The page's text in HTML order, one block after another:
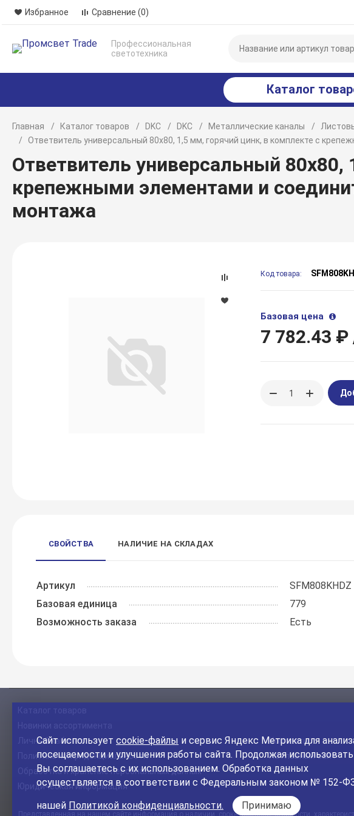
Избранное Сравнение (0)
Профессиональная
светотехника
Каталог
Главная Каталог товаров DKC DKC Металлические каналы
Ответвитель универсальный 80х80, 1,5 мм, горячий цинк, в комплекте с
Ответвитель универсальный
крепежными элементами и
монтажа
Код товара:
Базовая цена
7 782.43 ₽
СВОЙСТВА НАЛИЧИЕ НА СКЛАДАХ
Артикул
SFM808KHDZ
Базовая единица
779
Возможность заказа
Есть
Каталог товаров
Новинки ассортимента
Личный кабинет
Политика конфиденциальности
Обработка и хранение персональных данных
Юридическая информация
Контакты
На главный сайт
Сайт использует cookie-файлы и сервис Яндекс Метрика для
посещаемости и улучшения работы сайта. Продолжая использовать
Вы соглашаетесь с их использованием. Обработка данных
осуществляется в соответствии с Федеральным законом № 152-
нашей Политикой конфиденциальности. Принимаю